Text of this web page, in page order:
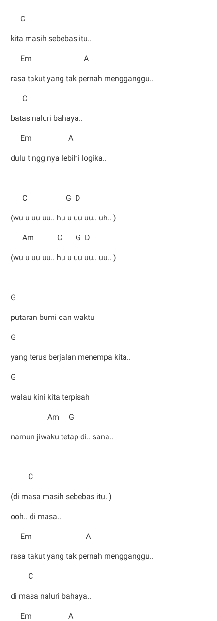
C
kita masih sebebas itu..
Em A
rasa takut yang tak pernah mengganggu..
C
batas naluri bahaya..
Em A
dulu tingginya lebihi logika..
C G D
(wu u uu uu.. hu u uu uu.. uh.. )
Am C G D
(wu u uu uu.. hu u uu uu.. uu.. )
G
putaran bumi dan waktu
G
yang terus berjalan menempa kita..
G
walau kini kita terpisah
Am G
namun jiwaku tetap di.. sana..
C
(di masa masih sebebas itu..)
ooh.. di masa..
Em A
rasa takut yang tak pernah mengganggu..
C
di masa naluri bahaya..
Em A